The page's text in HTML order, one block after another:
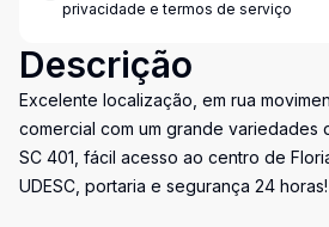
privacidade e termos de serviço
Descrição
Excelente localização, em rua
comercial com um grande variedades
SC 401, fácil acesso ao centro de
UDESC, portaria e segurança 24 horas!